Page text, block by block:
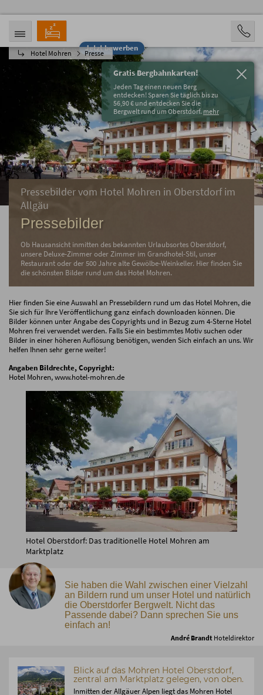
Jetzt bewerben
Hotel Mohren Presse
Gratis Bergbahnkarten!
Jeden Tag einen neuen Berg
entdecken! Sparen Sie täglich bis zu
56,90 € und entdecken Sie die
Bergwelt rund um Oberstdorf. mehr
ANREISE
07.08.2026
ABREISE
12.08.2026
2 Personen
BUCHEN
Pressebilder vom Hotel Mohren in Oberstdorf im
Allgäu
Pressebilder
Ob Hausansicht inmitten des bekannten Urlaubsortes Oberstdorf,
unsere Deluxe-Zimmer oder Zimmer im Grandhotel-Stil, unser
Restaurant oder der 500 Jahre alte Gewölbe-Weinkeller. Hier finden Sie
die schönsten Bilder rund um das Hotel Mohren.
Hier finden Sie eine Auswahl an Pressebildern rund um das Hotel Mohren, die
Sie sich für Ihre Veröffentlichung ganz einfach downloaden können. Die
Bilder können unter Angabe des Copyrights und in Bezug zum 4-Sterne Hotel
Mohren frei verwendet werden. Falls Sie ein bestimmtes Motiv suchen oder
Bilder in einer höheren Auflösung benötigen, wenden Sich einfach an uns. Wir
helfen Ihnen sehr gerne weiter!
Angaben Bildrechte, Copyright:
Hotel Mohren, www.hotel-mohren.de
Hotel Oberstdorf: Das traditionelle Hotel Mohren am
Marktplatz
Sie haben die Wahl zwischen einer Vielzahl
an Bildern rund um unser Hotel und natürlich
die Oberstdorfer Bergwelt. Nicht das
Passende dabei? Dann sprechen Sie uns
einfach an!
André Brandt Hoteldirektor
Blick auf das Mohren Hotel Oberstdorf,
zentral am Marktplatz gelegen, von oben.
Inmitten der Allgäuer Alpen liegt das Mohren Hotel